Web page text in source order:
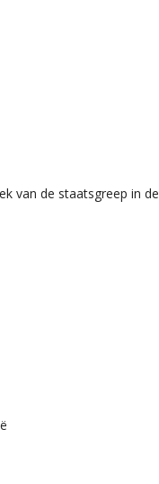
van de staatsgreep in de